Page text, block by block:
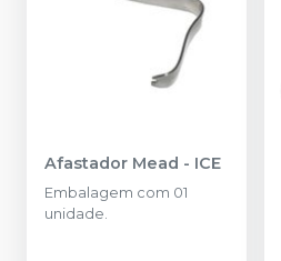
Afastador Mead - ICE
Embalagem com 01
unidade.